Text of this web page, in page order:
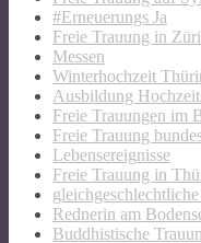
#Erneuerungs Ja
Freie Trauung in
Messen
Winterhochzeit
Ausbildung
Freie Trauungen im
Freie Trauung
Lebensereignisse
Freie Trauung in
Rednerin am
Buddhistische